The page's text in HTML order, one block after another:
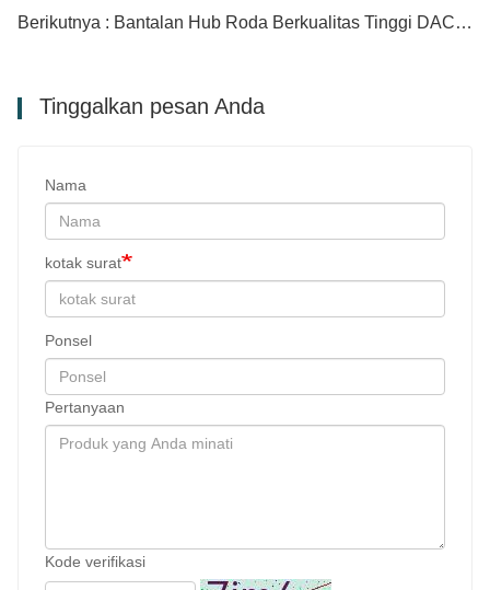
Berikutnya : Bantalan Hub Roda Berkualitas Tinggi DAC27600050
Tinggalkan pesan Anda
Nama
kotak surat
Ponsel
Pertanyaan
Kode verifikasi